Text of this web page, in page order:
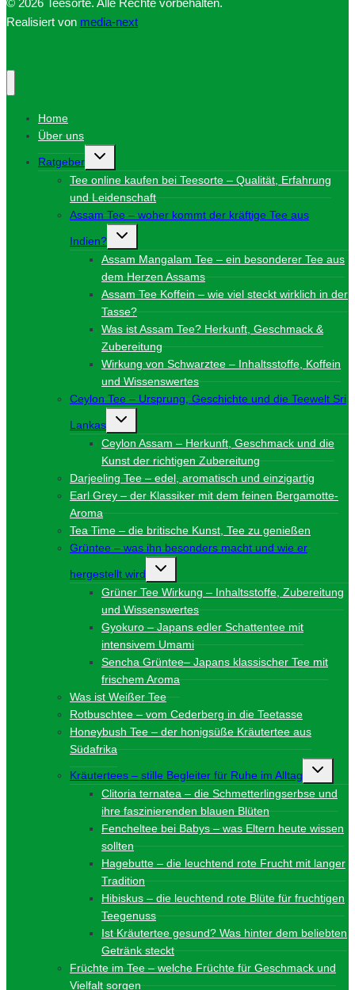
© 2026 Teesorte. Alle Rechte vorbehalten.
Realisiert von media-next
Home
Über uns
Ratgeber
Untermenü
umschalten
Tee online kaufen bei Teesorte – Qualität, Erfahrung
und Leidenschaft
Assam Tee – woher kommt der kräftige Tee aus
Indien?
Untermenü
umschalten
Assam Mangalam Tee – ein besonderer Tee aus
dem Herzen Assams
Assam Tee Koffein – wie viel steckt wirklich in der
Tasse?
Was ist Assam Tee? Herkunft, Geschmack &
Zubereitung
Wirkung von Schwarztee – Inhaltsstoffe, Koffein
und Wissenswertes
Ceylon Tee – Ursprung, Geschichte und die Teewelt Sri
Lankas
Untermenü
umschalten
Ceylon Assam – Herkunft, Geschmack und die
Kunst der richtigen Zubereitung
Darjeeling Tee – edel, aromatisch und einzigartig
Earl Grey – der Klassiker mit dem feinen Bergamotte-
Aroma
Tea Time – die britische Kunst, Tee zu genießen
Grüntee – was ihn besonders macht und wie er
hergestellt wird
Untermenü
umschalten
Grüner Tee Wirkung – Inhaltsstoffe, Zubereitung
und Wissenswertes
Gyokuro – Japans edler Schattentee mit
intensivem Umami
Sencha Grüntee– Japans klassischer Tee mit
frischem Aroma
Was ist Weißer Tee
Rotbuschtee – vom Cederberg in die Teetasse
Honeybush Tee – der honigsüße Kräutertee aus
Südafrika
Kräutertees – stille Begleiter für Ruhe im Alltag
Clitoria ternatea – die Schmetterlingserbse und
ihre faszinierenden blauen Blüten
Fencheltee bei Babys – was Eltern heute wissen
sollten
Hagebutte – die leuchtend rote Frucht mit langer
Tradition
Hibiskus – die leuchtend rote Blüte für fruchtigen
Teegenuss
Ist Kräutertee gesund? Was hinter dem beliebten
Getränk steckt
Früchte im Tee – welche Früchte für Geschmack und
Vielfalt sorgen